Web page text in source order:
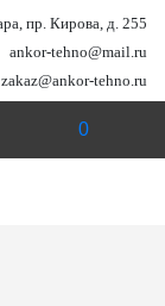
пр. Кирова, д. 255
ankor-tehno@mail.ru
zakaz@ankor-tehno.ru
0